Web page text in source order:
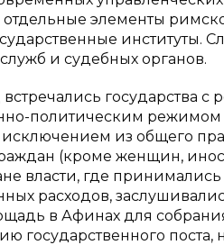
элементы
институты.
и судебных органов.
встречались государства
политическим
из общего
(кроме женщин,
власти, где
расходов,
в Афинах для
государственного